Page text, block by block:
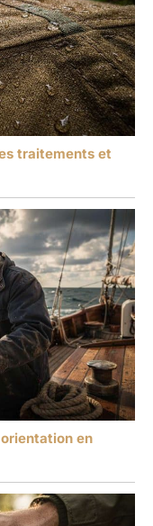
traitements et
en